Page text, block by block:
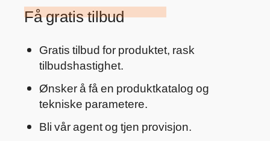
Få gratis tilbud
Gratis tilbud for produktet, rask
tilbudshastighet.
Ønsker å få en produktkatalog og
tekniske parametere.
Bli vår agent og tjen provisjon.